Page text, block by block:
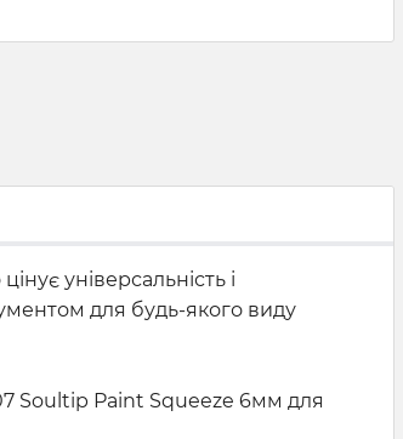
універсальність і
для будь-якого виду
Soultip Paint Squeeze 6мм для